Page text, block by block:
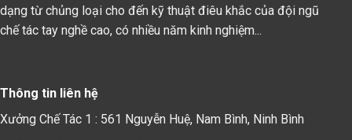
dạng từ chủng loại cho đến kỹ thuật điêu khắc của đội ngũ
chế tác tay nghề cao, có nhiều năm kinh nghiệm...
Thông tin liên hệ
Xưởng Chế Tác 1 : 561 Nguyễn Huệ, Nam Bình, Ninh Bình